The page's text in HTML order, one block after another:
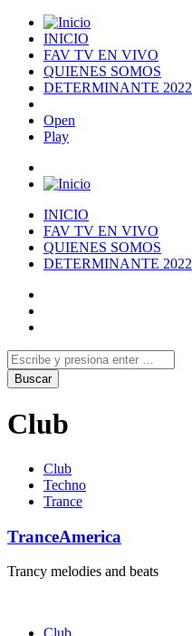
INICIO
FAV TV EN VIVO
QUIENES SOMOS
DETERMINANTE 2022
Open
Play
INICIO
FAV TV EN VIVO
QUIENES SOMOS
DETERMINANTE 2022
Club
Club
Techno
Trance
TranceAmerica
Trancy melodies and beats